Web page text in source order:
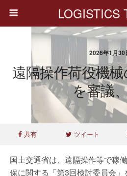
LOGISTICS
2026年1月30
遠隔操作荷役機
を審議
共有 ツイート
国土交通省は、遠隔操作等で稼
保に関する「第3回検討委員会」